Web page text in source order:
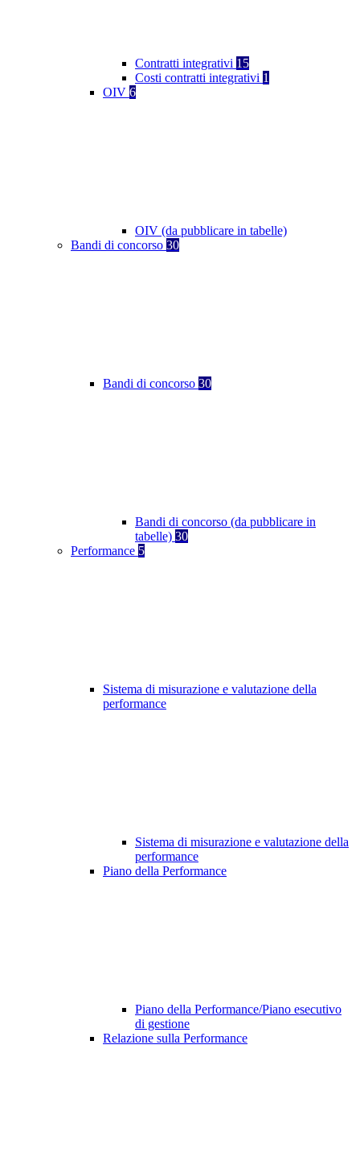
Contratti integrativi 15
Costi contratti integrativi 1
OIV 6
OIV (da pubblicare in tabelle)
Bandi di concorso 30
Bandi di concorso 30
Bandi di concorso (da pubblicare in
tabelle) 30
Performance 5
Sistema di misurazione e valutazione della
performance
Sistema di misurazione e valutazione della
performance
Piano della Performance
Piano della Performance/Piano esecutivo
di gestione
Relazione sulla Performance